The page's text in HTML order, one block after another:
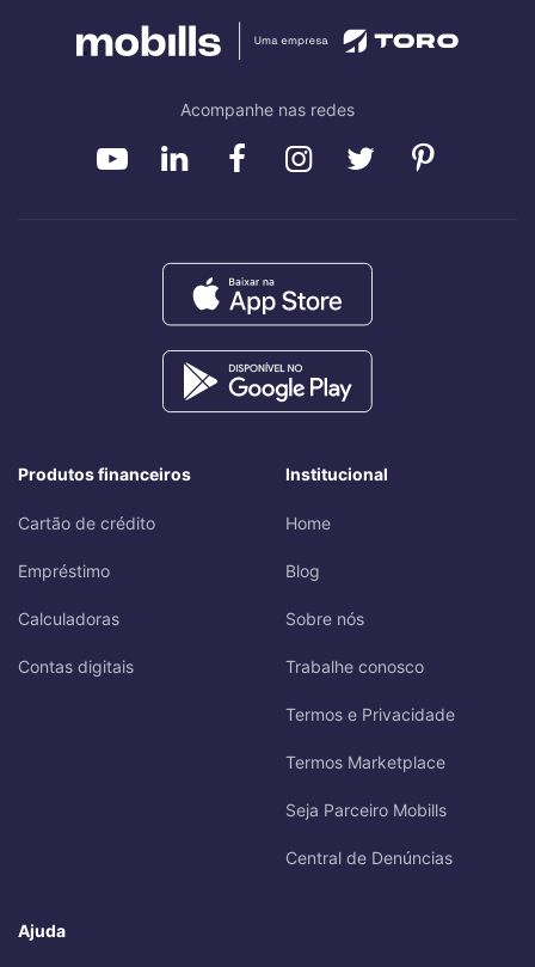
Acompanhe nas redes
Produtos financeiros
Cartão de crédito
Empréstimo
Calculadoras
Contas digitais
Institucional
Home
Blog
Sobre nós
Trabalhe conosco
Termos e Privacidade
Termos Marketplace
Seja Parceiro Mobills
Central de Denúncias
Ajuda